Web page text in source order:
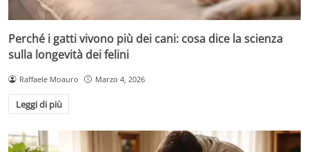
Perché i gatti vivono più dei cani: cosa dice la scienza
sulla longevità dei felini
Raffaele Moauro Marzo 4, 2026
Leggi di più